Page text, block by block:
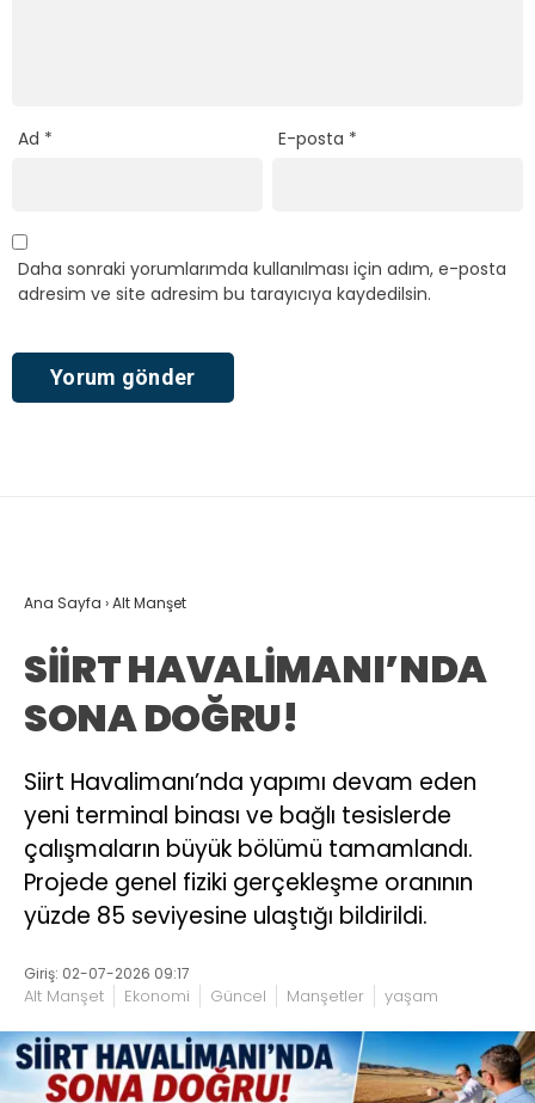
Ad * E-posta *
Daha sonraki yorumlarımda kullanılması için adım, e-posta
adresim ve site adresim bu tarayıcıya kaydedilsin.
Ana Sayfa ›Alt Manşet
SİİRT HAVALİMANI’NDA
SONA DOĞRU!
Siirt Havalimanı’nda yapımı devam eden
yeni terminal binası ve bağlı tesislerde
çalışmaların büyük bölümü tamamlandı.
Projede genel fiziki gerçekleşme oranının
yüzde 85 seviyesine ulaştığı bildirildi.
Giriş: 02-07-2026 09:17
Alt Manşet Ekonomi Güncel Manşetler yaşam